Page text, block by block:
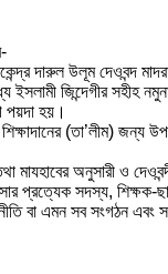
দারুল উলূম দেওবন্দ
জিন্দেগীর সহীহ
পয়দা হয়।
(তা’লীম) জন্য
অনুসারী ও
প্রত্যেক সদস্য, শিক্ষক-
বা এমন সব সংগঠন এবং